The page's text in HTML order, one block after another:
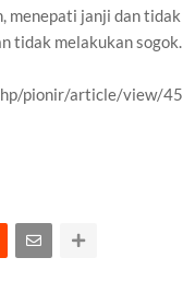
menepati janji dan
tidak melakukan sogok.
pionir/article/view/